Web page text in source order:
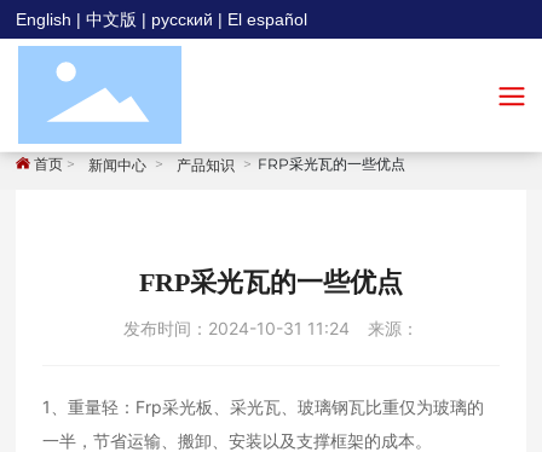
English |中文版 | русский | El español
首页 新闻中心 产品知识 FRP采光瓦的一些优点
FRP采光瓦的一些优点
发布时间： 2024-10-31 11:24 来源：
1、重量轻：Frp采光板、采光瓦、玻璃钢瓦比重仅为玻璃的
一半，节省运输、搬卸、安装以及支撑框架的成本。